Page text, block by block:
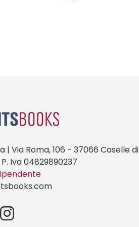
| Via Roma, 106 - 37066 Caselle di
Iva 04829890237